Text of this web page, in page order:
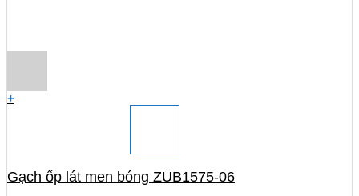
+
Gạch ốp lát men bóng ZUB1575-06